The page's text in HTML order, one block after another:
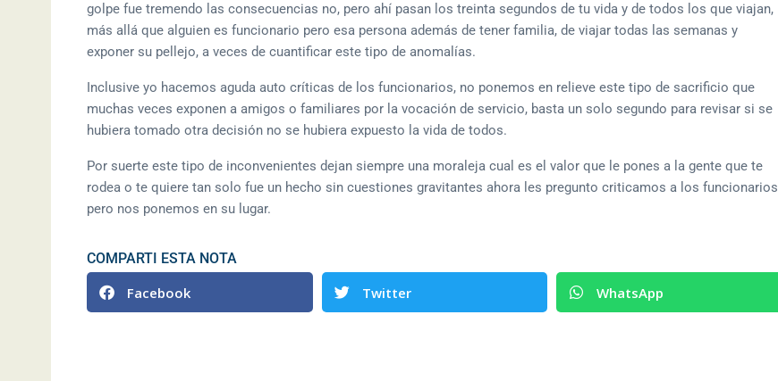
golpe fue tremendo las consecuencias no, pero ahí pasan los treinta segundos de tu vida y de todos los que viajan,
más allá que alguien es funcionario pero esa persona además de tener familia, de viajar todas las semanas y
exponer su pellejo, a veces de cuantificar este tipo de anomalías.
Inclusive yo hacemos aguda auto críticas de los funcionarios, no ponemos en relieve este tipo de sacrificio que
muchas veces exponen a amigos o familiares por la vocación de servicio, basta un solo segundo para revisar si se
hubiera tomado otra decisión no se hubiera expuesto la vida de todos.
Por suerte este tipo de inconvenientes dejan siempre una moraleja cual es el valor que le pones a la gente que te
rodea o te quiere tan solo fue un hecho sin cuestiones gravitantes ahora les pregunto criticamos a los funcionarios
pero nos ponemos en su lugar.
COMPARTI ESTA NOTA
Facebook Twitter WhatsApp